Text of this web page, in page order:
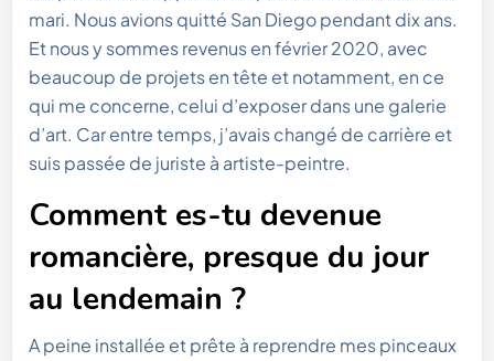
mari. Nous avions quitté San Diego pendant dix ans.
Et nous y sommes revenus en février 2020, avec
beaucoup de projets en tête et notamment, en ce
qui me concerne, celui d’exposer dans une galerie
d’art. Car entre temps, j’avais changé de carrière et
suis passée de juriste à artiste-peintre.
Comment es-tu devenue
romancière, presque du jour
au lendemain ?
A peine installée et prête à reprendre mes pinceaux